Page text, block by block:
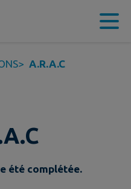
> A.R.A.C
été complétée.